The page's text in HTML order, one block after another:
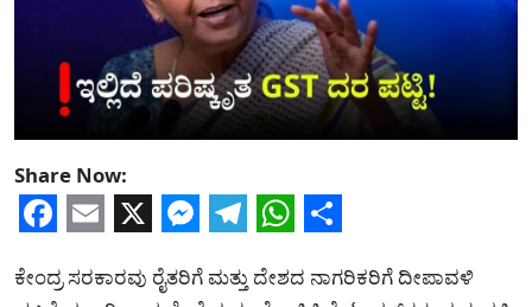
Share Now:
Facebook
Email
X Messenger
Telegram
WhatsApp
Share
ಕೇಂದ್ರ ಸರಕಾರವು ರೈತರಿಗೆ ಮತ್ತು ದೇಶದ ನಾಗರಿಕರಿಗೆ ದೀಪಾವಳಿ